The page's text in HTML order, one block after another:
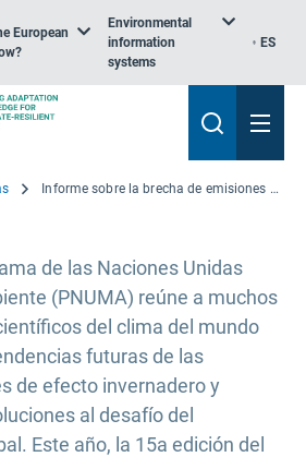
European
Environmental
information
systems
ES
Informe sobre la brecha de emisiones del PNUMA 2024
de las Naciones Unidas
(PNUMA) reúne a muchos
del clima del mundo
futuras de las
de efecto invernadero y
al desafío del
Este año, la 15a edición del